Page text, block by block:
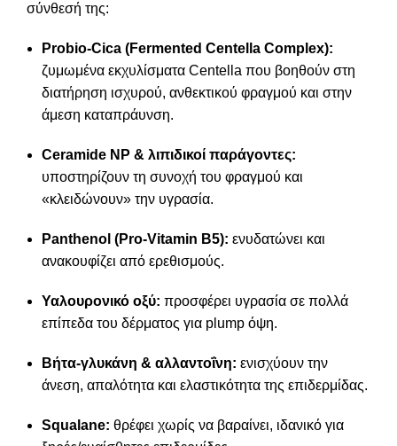
σύνθεσή της:
Probio-Cica (Fermented Centella Complex):
ζυμωμένα εκχυλίσματα Centella που βοηθούν στη
διατήρηση ισχυρού, ανθεκτικού φραγμού και στην
άμεση καταπράυνση.
Ceramide NP & λιπιδικοί παράγοντες:
υποστηρίζουν τη συνοχή του φραγμού και
«κλειδώνουν» την υγρασία.
Panthenol (Pro-Vitamin B5): ενυδατώνει και
ανακουφίζει από ερεθισμούς.
Υαλουρονικό οξύ: προσφέρει υγρασία σε πολλά
επίπεδα του δέρματος για plump όψη.
Βήτα-γλυκάνη & αλλαντοΐνη: ενισχύουν την
άνεση, απαλότητα και ελαστικότητα της επιδερμίδας.
Squalane: θρέφει χωρίς να βαραίνει, ιδανικό για